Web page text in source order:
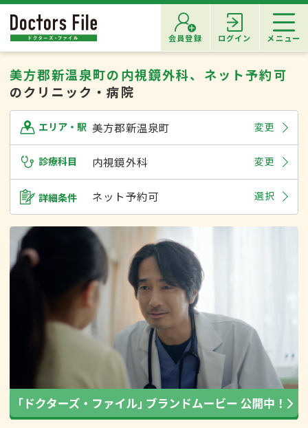
会員登録 ログイン メニュー
美方郡新温泉町の内視鏡外科、ネット予約可
のクリニック・病院
エリア・駅 美方郡新温泉町 変更
診療科目 内視鏡外科 変更
詳細条件 ネット予約可 選択